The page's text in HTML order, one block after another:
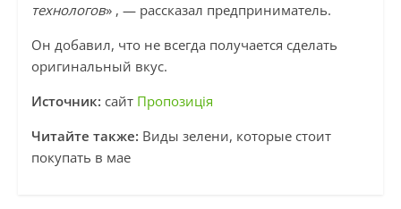
технологов» , — рассказал предприниматель.
Он добавил, что не всегда получается сделать
оригинальный вкус.
Источник: сайт Пропозиція
Читайте также: Виды зелени, которые стоит
покупать в мае